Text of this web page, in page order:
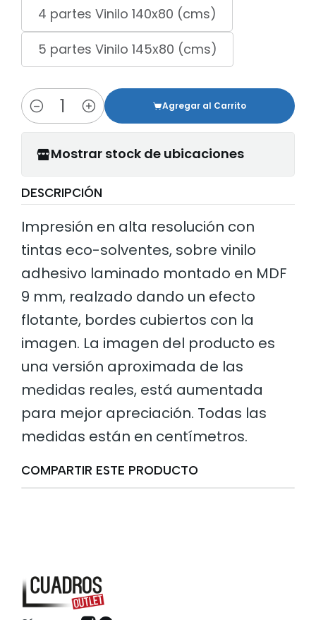
4 partes Vinilo 140x80 (cms)
5 partes Vinilo 145x80 (cms)
Cantidad
Agregar al Carrito
Mostrar stock de ubicaciones
DESCRIPCIÓN
Impresión en alta resolución con
tintas eco-solventes, sobre vinilo
adhesivo laminado montado en MDF
9 mm, realzado dando un efecto
flotante, bordes cubiertos con la
imagen. La imagen del producto es
una versión aproximada de las
medidas reales, está aumentada
para mejor apreciación. Todas las
medidas están en centímetros.
COMPARTIR ESTE PRODUCTO